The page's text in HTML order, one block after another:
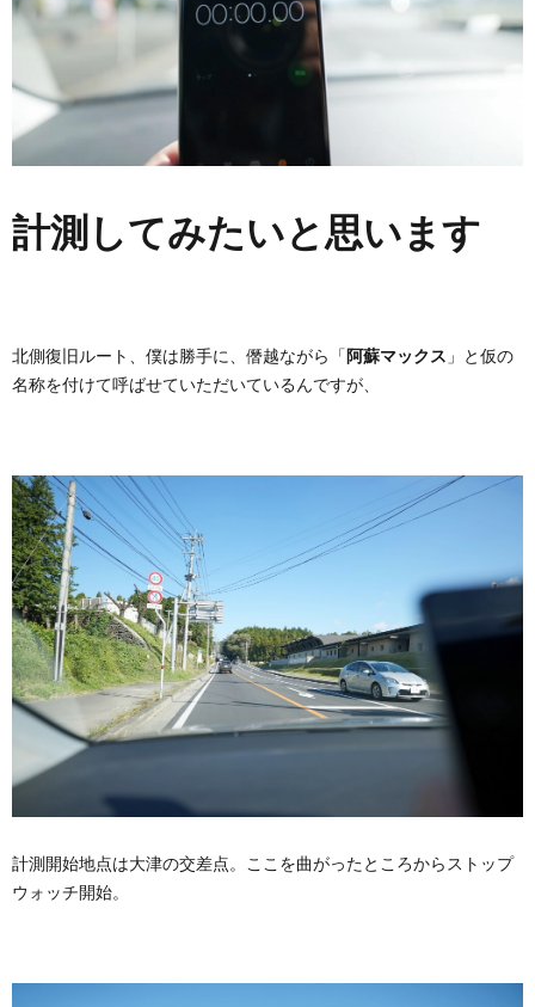
計測してみたいと思います
北側復旧ルート、僕は勝手に、僭越ながら「阿蘇マックス 」と仮の
名称を付けて呼ばせていただいているんですが、
計測開始地点は大津の交差点。ここを曲がったところからストップ
ウォッチ開始。